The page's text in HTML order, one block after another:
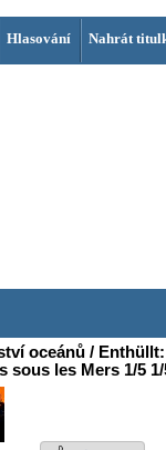
Hlasování Nahrát
oceánů /
sous les Mers 1/5 1/